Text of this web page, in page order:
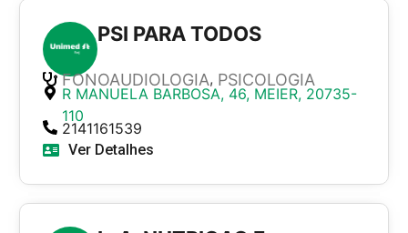
PSI PARA TODOS
FONOAUDIOLOGIA, PSICOLOGIA
R MANUELA BARBOSA, 46, MEIER, 20735-
110
2141161539
Ver Detalhes